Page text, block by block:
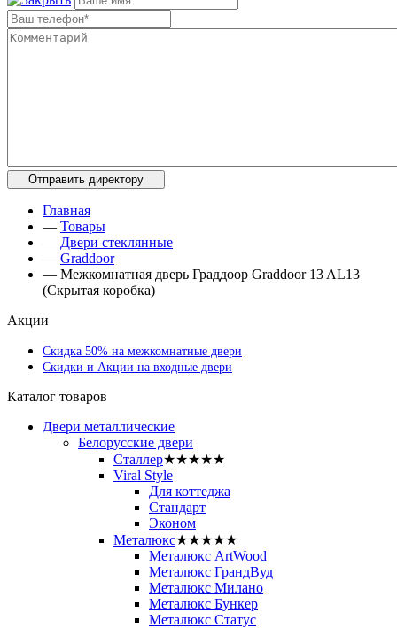
Главная
— Товары
— Двери стеклянные
— Graddoor
— Межкомнатная дверь Граддоор Graddoor 13 AL13
(Скрытая коробка)
Акции
Скидка 50% на межкомнатные двери
Скидки и Акции на входные двери
Каталог товаров
Двери металлические
Белорусские двери
Сталлер★★★★★
Viral Style
Для коттеджа
Стандарт
Эконом
Металюкс★★★★★
Металюкс ArtWood
Металюкс ГрандВуд
Металюкс Милано
Металюкс Бункер
Металюкс Статус